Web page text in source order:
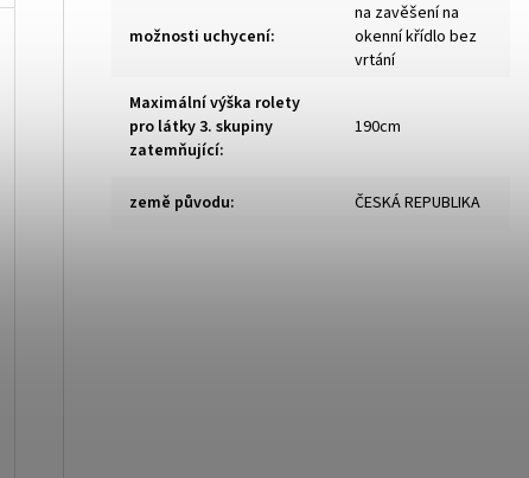
možnosti uchycení:
na zavěšení na
okenní křídlo bez
vrtání
Maximální výška rolety
pro látky 3. skupiny
zatemňující:
190cm
země původu: ČESKÁ REPUBLIKA